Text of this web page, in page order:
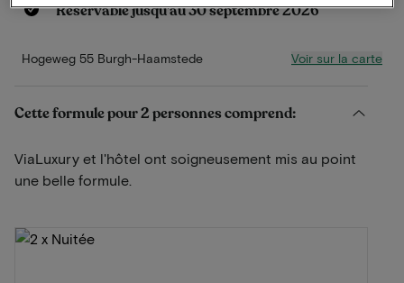
Réservable jusqu’au 30 septembre 2026
Hogeweg 55 Burgh-Haamstede Voir sur la carte
Cette formule pour 2 personnes comprend:
ViaLuxury et l'hôtel ont soigneusement mis au point
une belle formule.